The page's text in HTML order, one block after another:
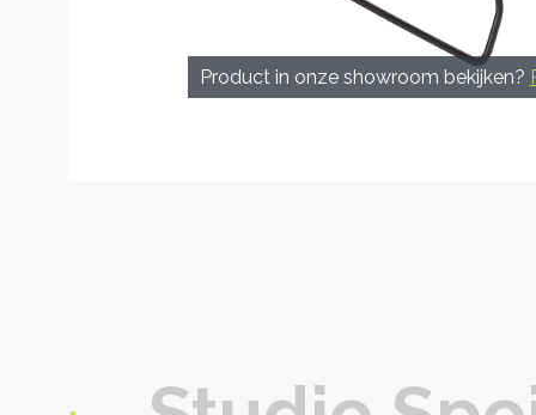
Product in onze showroom bekijken?